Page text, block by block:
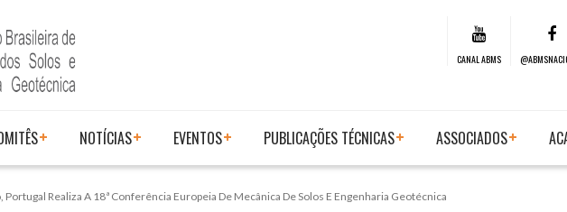
CANAL ABMS
NOTÍCIAS EVENTOS PUBLICAÇÕES TÉCNICAS ASSOCIADOS
Portugal Realiza A 18ª Conferência Europeia De Mecânica De Solos E Engenharia Geotécnica